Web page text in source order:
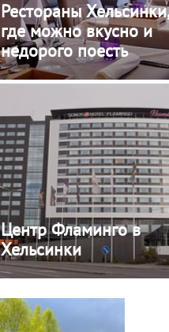
Рестораны Хельсинки,
где можно вкусно и
недорого поесть
Центр Фламинго в
Хельсинки